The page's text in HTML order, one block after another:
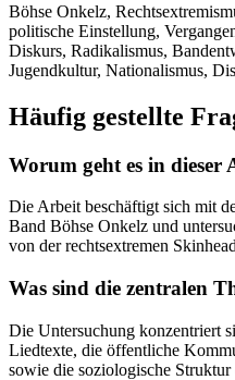
Böhse Onkelz,
politische Einstellung,
Diskurs, Radikalismus,
Jugendkultur, Nationalismus,
Häufig gestellte
Worum geht es in dieser
Die Arbeit beschäftigt sich mit
Band Böhse Onkelz und
von der rechtsextremen
Was sind die zentralen
Die Untersuchung konzentriert
Liedtexte, die öffentliche
sowie die soziologische Struktur